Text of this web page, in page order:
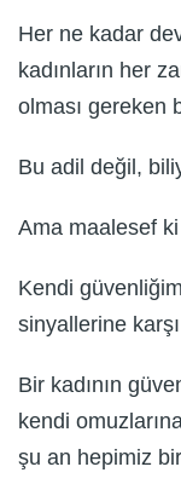
Her ne kadar
kadınların her
olması gereken
Bu adil değil,
Ama maalesef
Kendi
sinyallerine
Bir kadının
kendi
şu an hepimiz